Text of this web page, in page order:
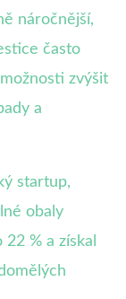
náročnější,
často
zvýšit
a
startup,
obaly
% a získal